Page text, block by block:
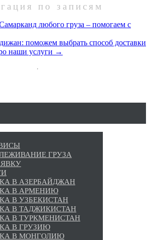
по записям
любого груза – помогаем с
поможем выбрать способ доставки
наши услуги →
ГРУЗА
В АЗЕРБАЙДЖАН
В АРМЕНИЮ
В УЗБЕКИСТАН
В ТАДЖИКИСТАН
В ТУРКМЕНИСТАН
В ГРУЗИЮ
В МОНГОЛИЮ